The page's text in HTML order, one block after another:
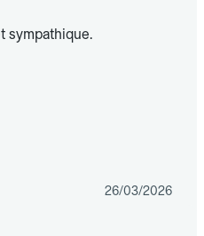
sympathique.
26/03/2026